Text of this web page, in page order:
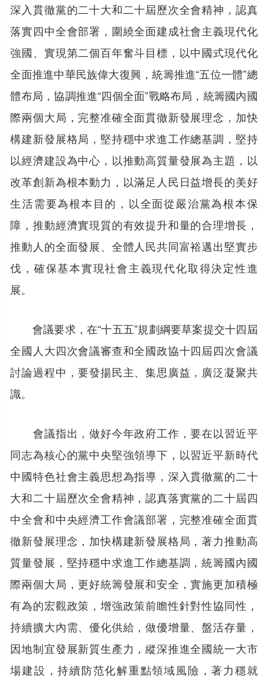
深入貫徹黨的二十大和二十屆歷次全會精神，認真
落實四中全會部署，圍繞全面建成社會主義現代化
強國、實現第二個百年奮斗目標，以中國式現代化
全面推進中華民族偉大復興，統籌推進“五位一體”總
體布局，協調推進“四個全面”戰略布局，統籌國內國
際兩個大局，完整准確全面貫徹新發展理念，加快
構建新發展格局，堅持穩中求進工作總基調，堅持
以經濟建設為中心，以推動高質量發展為主題，以
改革創新為根本動力，以滿足人民日益增長的美好
生活需要為根本目的，以全面從嚴治黨為根本保
障，推動經濟實現質的有效提升和量的合理增長，
推動人的全面發展、全體人民共同富裕邁出堅實步
伐，確保基本實現社會主義現代化取得決定性進
展。
會議要求，在“十五五”規劃綱要草案提交十四屆
全國人大四次會議審查和全國政協十四屆四次會議
討論過程中，要發揚民主、集思廣益，廣泛凝聚共
識。
會議指出，做好今年政府工作，要在以習近平
同志為核心的黨中央堅強領導下，以習近平新時代
中國特色社會主義思想為指導，深入貫徹黨的二十
大和二十屆歷次全會精神，認真落實黨的二十屆四
中全會和中央經濟工作會議部署，完整准確全面貫
徹新發展理念，加快構建新發展格局，著力推動高
質量發展，堅持穩中求進工作總基調，統籌國內國
際兩個大局，更好統籌發展和安全，實施更加積極
有為的宏觀政策，增強政策前瞻性針對性協同性，
持續擴大內需、優化供給，做優增量、盤活存量，
因地制宜發展新質生產力，縱深推進全國統一大市
場建設，持續防范化解重點領域風險，著力穩就